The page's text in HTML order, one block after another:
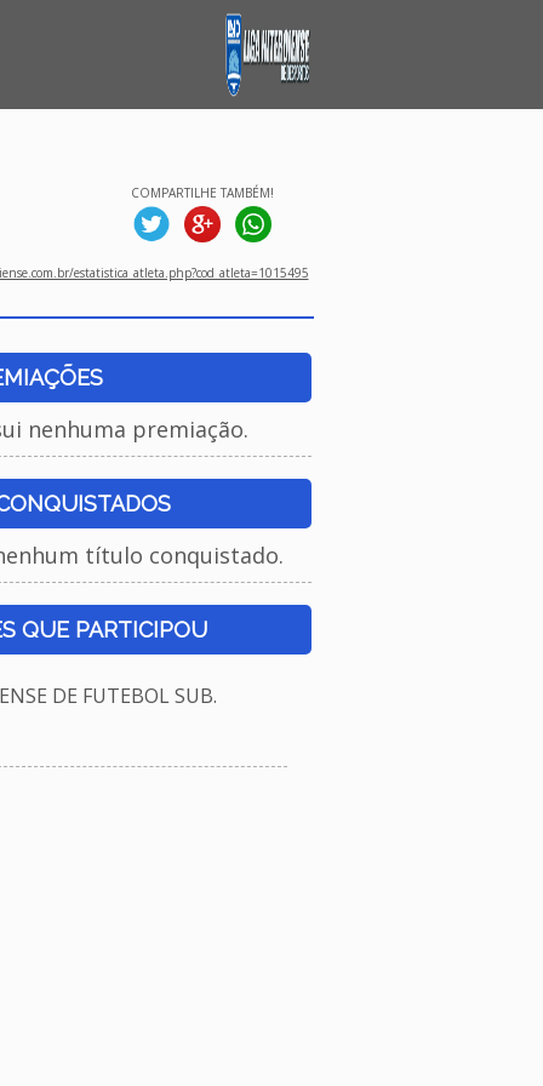
COMPARTILHE TAMBÉM!
estatistica_atleta.php?cod_atleta=1015495
nenhuma premiação.
título conquistado.
QUE PARTICIPOU
DE FUTEBOL SUB.